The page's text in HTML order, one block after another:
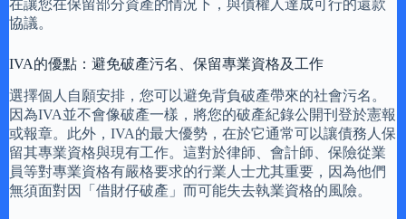
在讓您在保留部分資產的情況下，與債權人達成可行的還款
協議。
IVA的優點：避免破產污名、保留專業資格及工作
選擇個人自願安排，您可以避免背負破產帶來的社會污名。
因為IVA並不會像破產一樣，將您的破產紀錄公開刊登於憲報
或報章。此外，IVA的最大優勢，在於它通常可以讓債務人保
留其專業資格與現有工作。這對於律師、會計師、保險從業
員等對專業資格有嚴格要求的行業人士尤其重要，因為他們
無須面對因「借財仔破產」而可能失去執業資格的風險。